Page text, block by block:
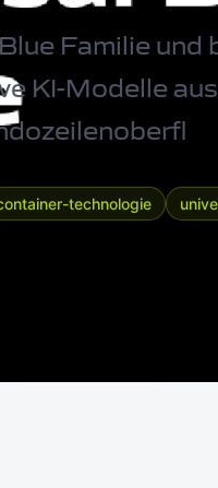
Familie und
KI-Modelle
technologie